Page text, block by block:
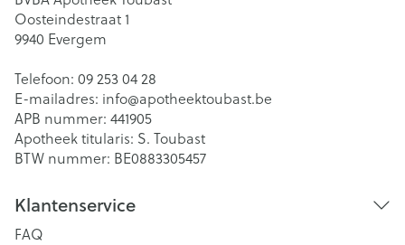
Oosteindestraat 1
9940 Evergem
Telefoon: 09 253 04 28
E-mailadres: info@apotheektoubast.be
APB nummer: 441905
Apotheek titularis: S. Toubast
BTW nummer: BE0883305457
Klantenservice
FAQ